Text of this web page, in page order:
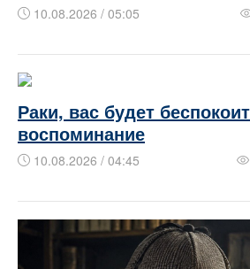
10.08.2026 / 05:05
Раки, вас будет
воспоминание
10.08.2026 / 04:45